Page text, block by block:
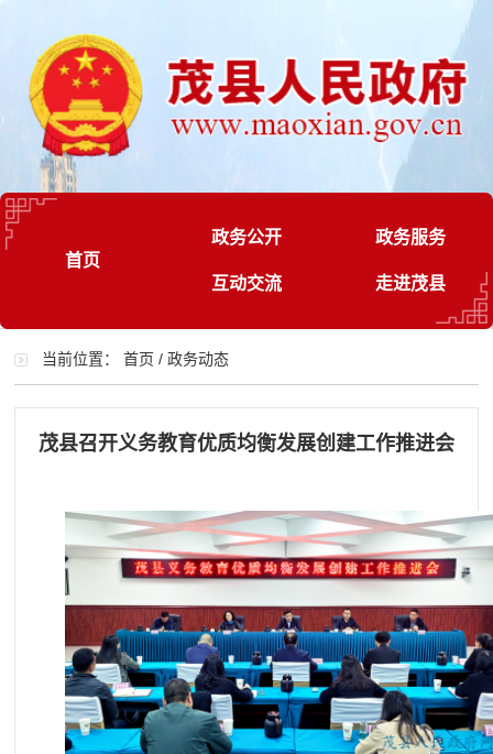
首页
政务公开 政务服务
互动交流 走进茂县
当前位置：首页 /政务动态
茂县召开义务教育优质均衡发展创建工作推进会